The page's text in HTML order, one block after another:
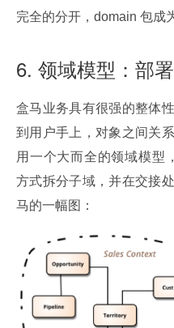
完全的分开，domain 包成
6. 领域模型：部
盒马业务具有很强的整体
到用户手上，对象之间关
用一个大而全的领域模型
方式拆分子域，并在交接
马的一幅图：